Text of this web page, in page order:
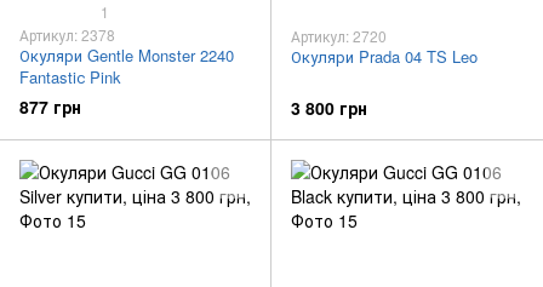
1
Артикул: 2378
Окуляри Gentle Monster 2240
Fantastiс Pink
877 грн
Артикул: 2720
Окуляри Prada 04 TS Leo
3 800 грн